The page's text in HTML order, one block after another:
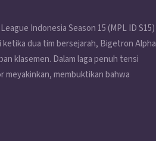
Indonesia Season 15 (MPL ID S15)
dua tim bersejarah, Bigetron Alpha
klasemen. Dalam laga penuh tensi
meyakinkan, membuktikan bahwa